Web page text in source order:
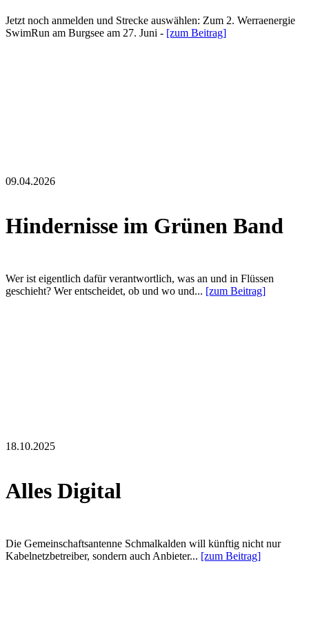
Jetzt noch anmelden und Strecke auswählen: Zum 2. Werraenergie
SwimRun am Burgsee am 27. Juni - [zum Beitrag]
09.04.2026
Hindernisse im Grünen Band
Wer ist eigentlich dafür verantwortlich, was an und in Flüssen
geschieht? Wer entscheidet, ob und wo und... [zum Beitrag]
18.10.2025
Alles Digital
Die Gemeinschaftsantenne Schmalkalden will künftig nicht nur
Kabelnetzbetreiber, sondern auch Anbieter... [zum Beitrag]